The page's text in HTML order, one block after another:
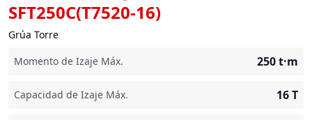
SFT250C(T7520-16)
Grúa Torre
Momento de Izaje Máx.
250t·m
Capacidad de Izaje Máx. 16T